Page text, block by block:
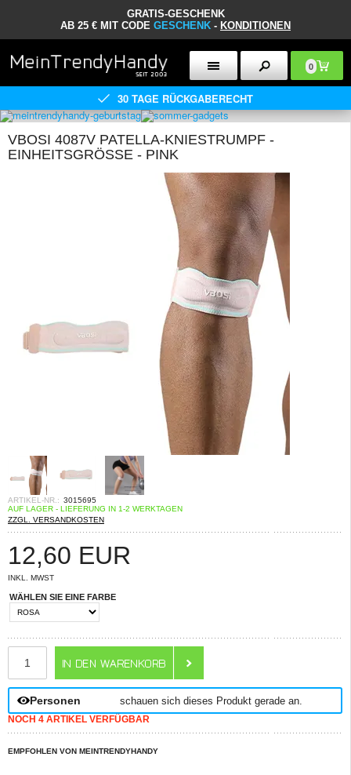
GRATIS-GESCHENK
AB 25 € MIT CODE GESCHENK - KONDITIONEN
0
30 TAGE RÜCKGABERECHT
VBOSI 4087V PATELLA-KNIESTRUMPF -
EINHEITSGRÖSSE - PINK
ARTIKEL-NR.: 3015695
AUF LAGER - LIEFERUNG IN 1-2 WERKTAGEN
ZZGL. VERSANDKOSTEN
12,60 EUR
INKL. MWST
WÄHLEN SIE EINE FARBE
Personen schauen sich dieses Produkt gerade an.
NOCH 4 ARTIKEL VERFÜGBAR
EMPFOHLEN VON MEINTRENDYHANDY